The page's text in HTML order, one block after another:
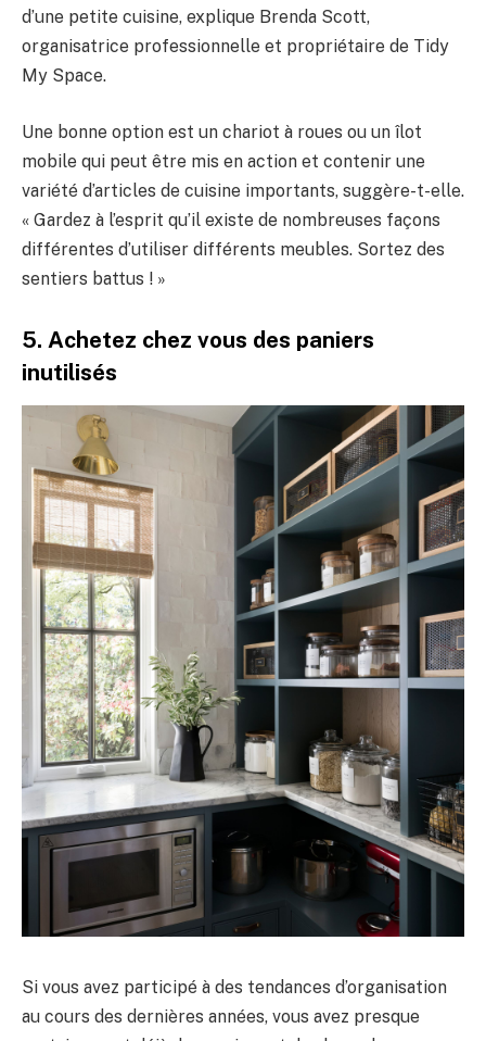
d’une petite cuisine, explique Brenda Scott,
organisatrice professionnelle et propriétaire de Tidy
My Space.
Une bonne option est un chariot à roues ou un îlot
mobile qui peut être mis en action et contenir une
variété d’articles de cuisine importants, suggère-t-elle.
« Gardez à l’esprit qu’il existe de nombreuses façons
différentes d’utiliser différents meubles. Sortez des
sentiers battus ! »
5. Achetez chez vous des paniers
inutilisés
Si vous avez participé à des tendances d’organisation
au cours des dernières années, vous avez presque